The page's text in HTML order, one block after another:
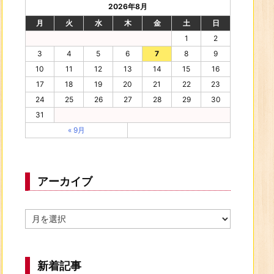
2026年8月
月
火 水 木 金 土
日
1
2
3
4 5 6 7 8
9
10
11 12 13 14 15
16
17
18 19 20 21 22
23
24
25 26 27 28 29
30
31
« 9月
アーカイブ
ー
ブ
新着記事